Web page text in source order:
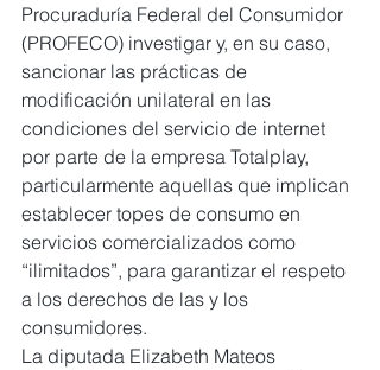
Procuraduría Federal del Consumidor
(PROFECO) investigar y, en su caso,
sancionar las prácticas de
modificación unilateral en las
condiciones del servicio de internet
por parte de la empresa Totalplay,
particularmente aquellas que implican
establecer topes de consumo en
servicios comercializados como
“ilimitados”, para garantizar el respeto
a los derechos de las y los
consumidores.
La diputada Elizabeth Mateos